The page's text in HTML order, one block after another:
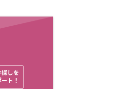
しを
ト！